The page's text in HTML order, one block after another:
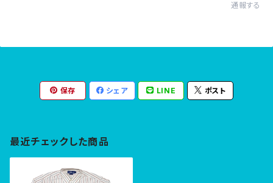
通報する
保存 シェア LINE ポスト
最近チェックした商品